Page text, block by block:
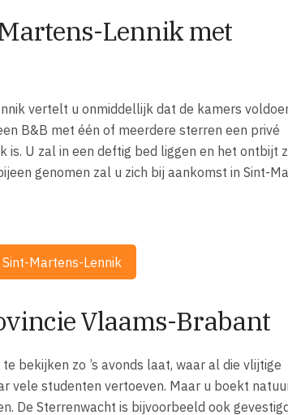
Lennik met
vertelt u onmiddellijk dat de kamers
B&B met één of meerdere sterren een privé
U zal in een deftig bed liggen en het ontbijt
genomen zal u zich bij aankomst in Sint-
Martens-Lennik
Vlaams-Brabant
bekijken zo ’s avonds laat, waar al die vlijtige
vele studenten vertoeven. Maar u boekt
De Sterrenwacht is bijvoorbeeld ook